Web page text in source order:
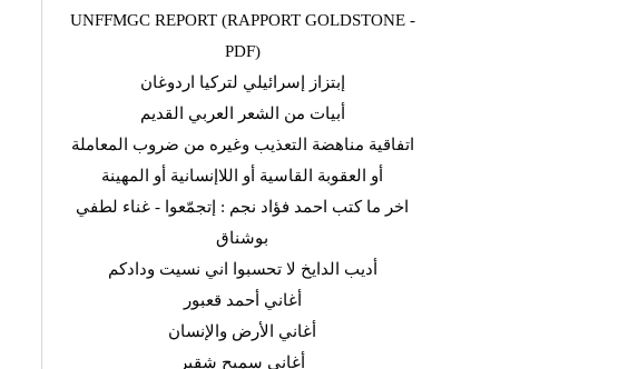
UNFFMGC REPORT (RAPPORT GOLDSTONE -
PDF)
إبتزاز إسرائيلي لتركيا اردوغان
أبيات من الشعر العربي القديم
اتفاقية مناهضة التعذيب وغيره من ضروب المعاملة
أو العقوبة القاسية أو اللاإنسانية أو المهينة
اخر ما كتب احمد فؤاد نجم : إتجمّعوا - غناء لطفي
بوشناق
أديب الدايخ لا تحسبوا اني نسيت ودادكم
أغاني أحمد قعبور
أغاني الأرض والإنسان
أغاني سميح شقير